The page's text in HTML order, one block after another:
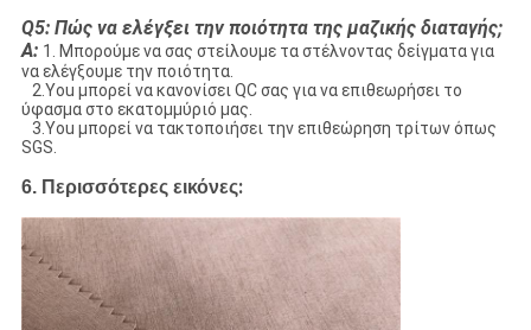
Q5: Πώς να ελέγξει την ποιότητα της μαζικής διαταγής;
Α: 1. Μπορούμε να σας στείλουμε τα στέλνοντας δείγματα για
να ελέγξουμε την ποιότητα.
2.You μπορεί να κανονίσει QC σας για να επιθεωρήσει το
ύφασμα στο εκατομμύριό μας.
3.You μπορεί να τακτοποιήσει την επιθεώρηση τρίτων όπως
SGS.
6. Περισσότερες εικόνες: